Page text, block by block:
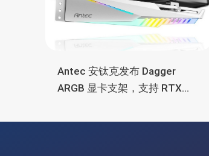
Antec 安钛克发布 Dagger
ARGB 显卡支架，支持 RTX
灯效